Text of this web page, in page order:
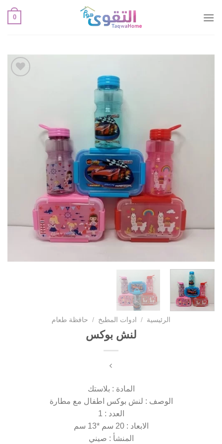
0
الرئيسية / ادوات المطبخ / حافظة طعام
لنش بوكس
المادة : بلاستك
الوصف : لنش بوكس اطفال مع مطارة
العدد : 1
الابعاد : 20 سم *13 سم
المنشأ : صيني